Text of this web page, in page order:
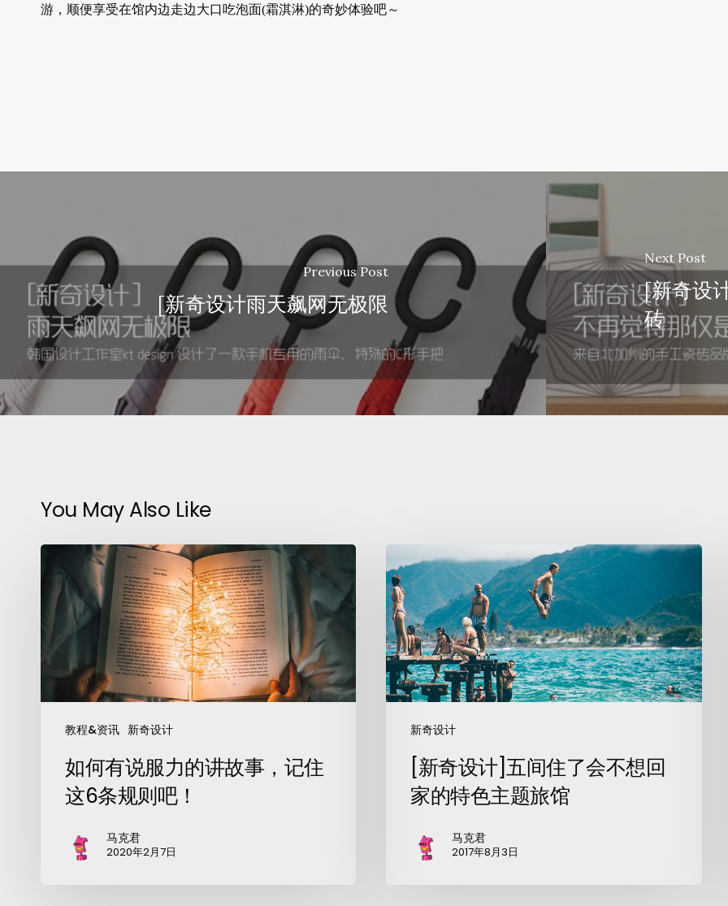
游，顺便享受在馆内边走边大口吃泡面(霜淇淋)的奇妙体验吧～
Previous Post
[新奇设计雨天飙网无极限
Next Post
[新奇设
砖
You May Also Like
教程&资讯 新奇设计
如何有说服力的讲故事，记住
这6条规则吧！
马克君
2020年2月7日
新奇设计
[新奇设计]五间住了会不想回
家的特色主题旅馆
马克君
2017年8月3日